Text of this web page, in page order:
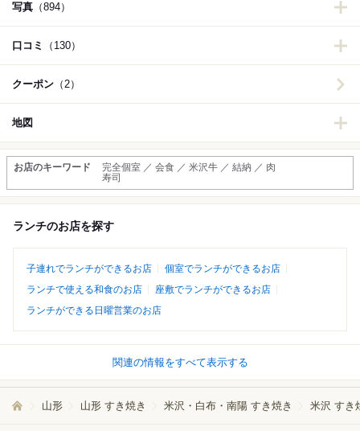
写真 （894）
口コミ （130）
クーポン （2）
地図
お店のキーワード
完全個室 ／ 会食 ／ 米沢牛 ／ 結納 ／ 肉
寿司
ランチのお店を探す
子連れでランチができるお店
個室でランチができるお店
ランチで使える和食のお店
座敷でランチができるお店
ランチができる日曜営業のお店
関連の情報をすべて表示する
山形 山形 すき焼き 米沢・白布・南陽 すき焼き 米沢 すき